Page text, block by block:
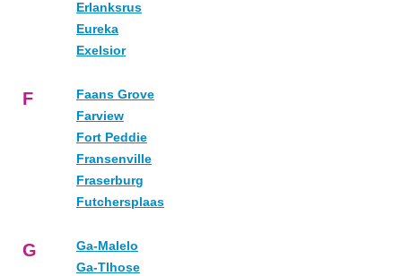
Erlanksrus
Eureka
Exelsior
F
Faans Grove
Farview
Fort Peddie
Fransenville
Fraserburg
Futchersplaas
G
Ga-Malelo
Ga-Tlhose